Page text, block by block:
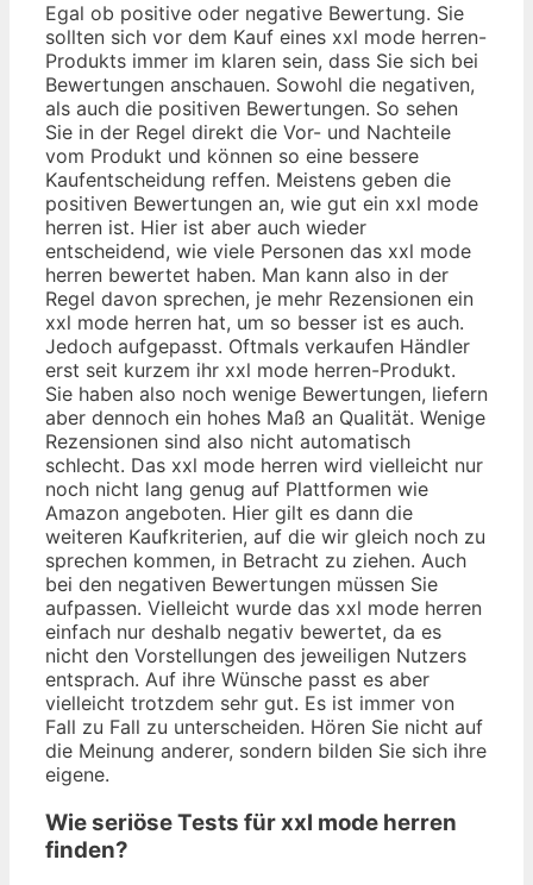
Egal ob positive oder negative Bewertung. Sie
sollten sich vor dem Kauf eines xxl mode herren-
Produkts immer im klaren sein, dass Sie sich bei
Bewertungen anschauen. Sowohl die negativen,
als auch die positiven Bewertungen. So sehen
Sie in der Regel direkt die Vor- und Nachteile
vom Produkt und können so eine bessere
Kaufentscheidung reffen. Meistens geben die
positiven Bewertungen an, wie gut ein xxl mode
herren ist. Hier ist aber auch wieder
entscheidend, wie viele Personen das xxl mode
herren bewertet haben. Man kann also in der
Regel davon sprechen, je mehr Rezensionen ein
xxl mode herren hat, um so besser ist es auch.
Jedoch aufgepasst. Oftmals verkaufen Händler
erst seit kurzem ihr xxl mode herren-Produkt.
Sie haben also noch wenige Bewertungen, liefern
aber dennoch ein hohes Maß an Qualität. Wenige
Rezensionen sind also nicht automatisch
schlecht. Das xxl mode herren wird vielleicht nur
noch nicht lang genug auf Plattformen wie
Amazon angeboten. Hier gilt es dann die
weiteren Kaufkriterien, auf die wir gleich noch zu
sprechen kommen, in Betracht zu ziehen. Auch
bei den negativen Bewertungen müssen Sie
aufpassen. Vielleicht wurde das xxl mode herren
einfach nur deshalb negativ bewertet, da es
nicht den Vorstellungen des jeweiligen Nutzers
entsprach. Auf ihre Wünsche passt es aber
vielleicht trotzdem sehr gut. Es ist immer von
Fall zu Fall zu unterscheiden. Hören Sie nicht auf
die Meinung anderer, sondern bilden Sie sich ihre
eigene.
Wie seriöse Tests für xxl mode herren
finden?